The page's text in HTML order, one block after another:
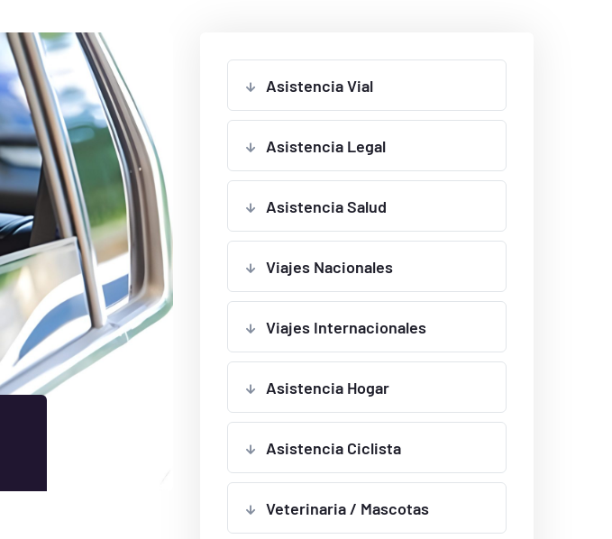
Renta de Vehículo por Robo de Vehículo
Asistencia Vial
Asistencia Legal
Asistencia Salud
Viajes Nacionales
Viajes Internacionales
Asistencia Hogar
Asistencia Ciclista
Veterinaria / Mascotas